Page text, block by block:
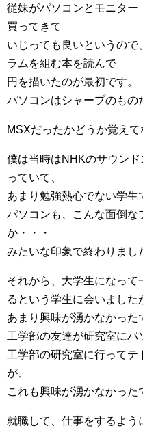
従妹がパソコンとモニタ
買ってきて
いじっても良いというの
ラムを組む本を読んで
円を描いたのが最初です。
パソコンはシャープのもの
MSXだったかどうか覚えて
僕は当時はNHKのサウン
っていて、
あまり勉強熱心でない学生
パソコンも、こんな面倒
か・・・
みたいな印象で終わりまし
それから、大学生になっ
るという学生に会いました
あまり興味が湧かなかった
工学部の友達が研究室にパ
工学部の研究室に行ってテ
が、
これも興味が湧かなかった
就職して、仕事をするよう